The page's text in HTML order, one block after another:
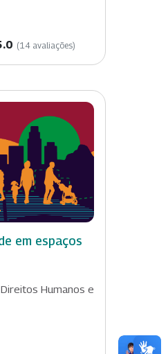
(14 avaliações)
em espaços
Humanos e